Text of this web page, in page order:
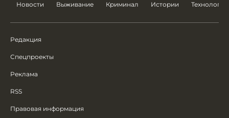
Новости Выживание Криминал Истории Технологии
Редакция
Спецпроекты
Реклама
RSS
Правовая информация